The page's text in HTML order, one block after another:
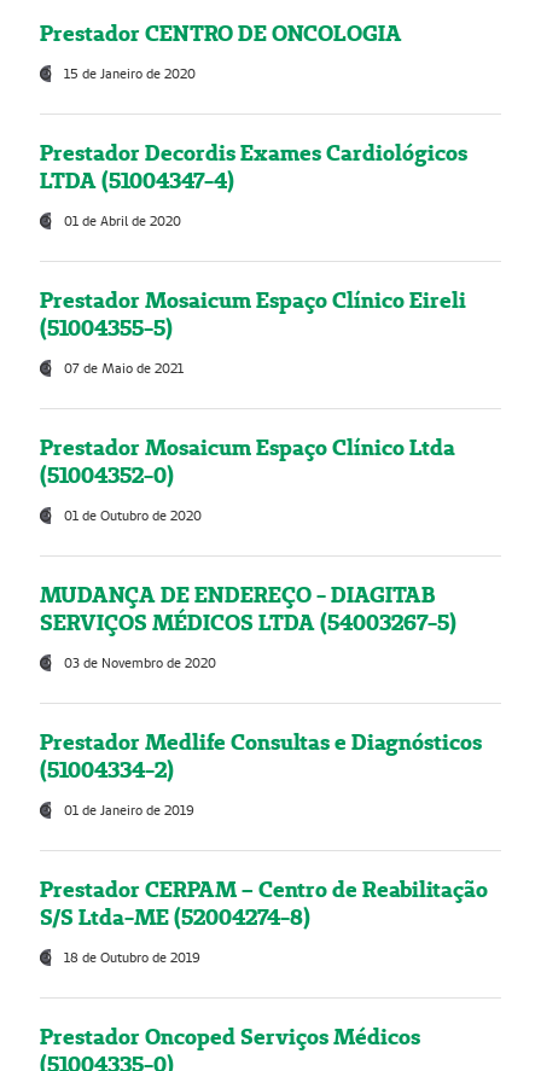
Prestador CENTRO DE ONCOLOGIA
15 de Janeiro de 2020
Prestador Decordis Exames Cardiológicos
LTDA (51004347-4)
01 de Abril de 2020
Prestador Mosaicum Espaço Clínico Eireli
(51004355-5)
07 de Maio de 2021
Prestador Mosaicum Espaço Clínico Ltda
(51004352-0)
01 de Outubro de 2020
MUDANÇA DE ENDEREÇO - DIAGITAB
SERVIÇOS MÉDICOS LTDA (54003267-5)
03 de Novembro de 2020
Prestador Medlife Consultas e Diagnósticos
(51004334-2)
01 de Janeiro de 2019
Prestador CERPAM – Centro de Reabilitação
S/S Ltda-ME (52004274-8)
18 de Outubro de 2019
Prestador Oncoped Serviços Médicos
(51004335-0)